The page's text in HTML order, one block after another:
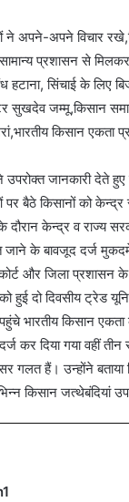
अपने-अपने विचार
प्रशासन से
सिंचाई के लिए
सुखदेव जम्मू,किसान
किसान एकता
जानकारी देते हुए
पर बैठे किसानों को
केन्द्र व राज्य
के बावजूद दर्ज
और जिला प्रशासन के
हुई दो दिवसीय ट्रेड
पहुंचे भारतीय किसान
कर दिया गया वहीं
गलत हैं। उन्होंने
किसान जत्थेबंदियां